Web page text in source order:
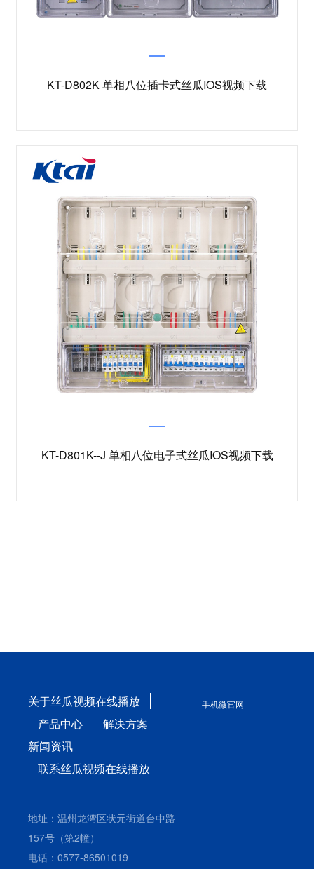
KT-D802K 单相八位插卡式丝瓜IOS视频下载
KT-D801K--J 单相八位电子式丝瓜IOS视频下载
关于丝瓜视频在线播放
产品中心
解决方案
新闻资讯
联系丝瓜视频在线播放
地址：温州龙湾区状元街道台中路
157号（第2幢）
电话：0577-86501019
手机微官网